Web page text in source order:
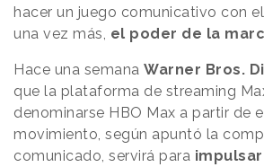
hacer un juego comunicativo con
una vez más, el poder de la
Hace una semana Warner Bros.
que la plataforma de streaming
denominarse HBO Max a partir de
movimiento, según apuntó la
comunicado, servirá para